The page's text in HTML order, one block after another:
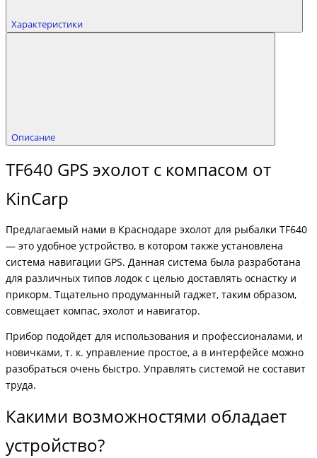
Характеристики
Описание
TF640 GPS эхолот с компасом от
KinCarp
Предлагаемый нами в Краснодаре эхолот для рыбалки TF640
— это удобное устройство, в котором также установлена
система навигации GPS. Данная система была разработана
для различных типов лодок с целью доставлять оснастку и
прикорм. Тщательно продуманный гаджет, таким образом,
совмещает компас, эхолот и навигатор.
Прибор подойдет для использования и профессионалами, и
новичками, т. к. управление простое, а в интерфейсе можно
разобраться очень быстро. Управлять системой не составит
труда.
Какими возможностями обладает
устройство?